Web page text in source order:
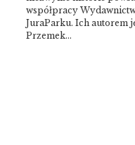
współpracy
JuraParku. Ich autorem
Przemek…